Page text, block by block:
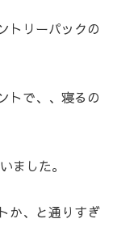
トリーパックの
トで、、寝るの
ました。
か、と通りすぎ